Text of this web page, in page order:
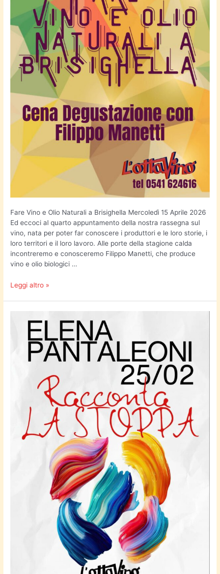
Fare Vino e Olio Naturali a Brisighella Mercoledì 15 Aprile 2026
Ed eccoci al quarto appuntamento della nostra rassegna sul
vino, nata per poter far conoscere i produttori e le loro storie, i
loro territori e il loro lavoro. Alle porte della stagione calda
incontreremo e conosceremo Filippo Manetti, che produce
vino e olio biologici …
Leggi altro »